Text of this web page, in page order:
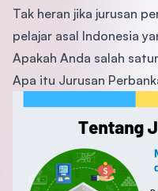
Tak heran jika jurusan
pelajar asal Indonesia
Apakah Anda salah
Apa itu Jurusan